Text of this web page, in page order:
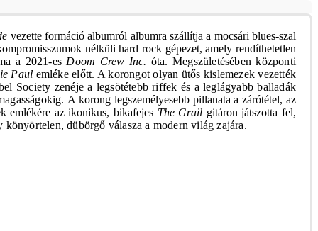
vezette formáció albumról albumra szállítja a mocsári blues-szal
nélküli hard rock gépezet, amely rendíthetetlen
a 2021-es Doom Crew Inc. óta. Megszületésében központi
Paul emléke előtt. A korongot olyan ütős kislemezek vezették
Society zenéje a legsötétebb riffek és a leglágyabb balladák
A korong legszemélyesebb pillanata a zárótétel, az
emlékére az ikonikus, bikafejes The Grail gitáron játszotta fel,
könyörtelen, dübörgő válasza a modern világ zajára.